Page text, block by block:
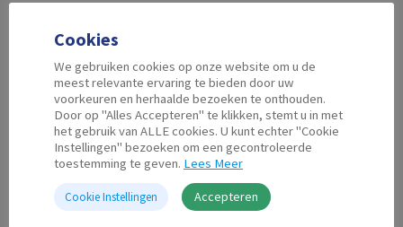
Second Life
Second Life
Cookies
We gebruiken cookies op onze website om u de
meest relevante ervaring te bieden door uw
voorkeuren en herhaalde bezoeken te onthouden.
Door op "Alles Accepteren" te klikken, stemt u in met
het gebruik van ALLE cookies. U kunt echter "Cookie
Instellingen" bezoeken om een gecontroleerde
toestemming te geven. Lees Meer
Cookie Instellingen Accepteren